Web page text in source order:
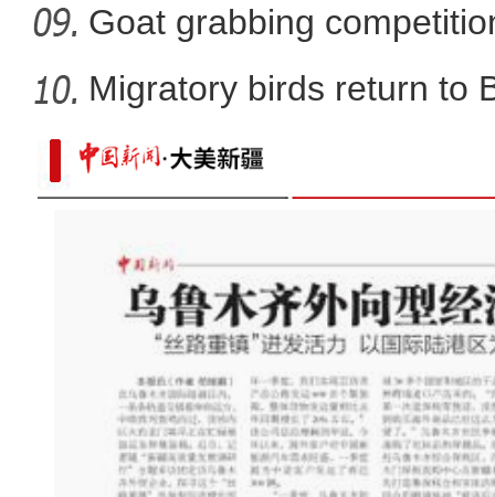
实拍新疆科桑溶洞国家森
Goat grabbing
Migratory birds return to